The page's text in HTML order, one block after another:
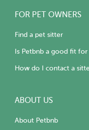
FOR PET OWNERS
Find a pet sitter
Is Petbnb a good fit
How do I contact a
ABOUT US
About Petbnb